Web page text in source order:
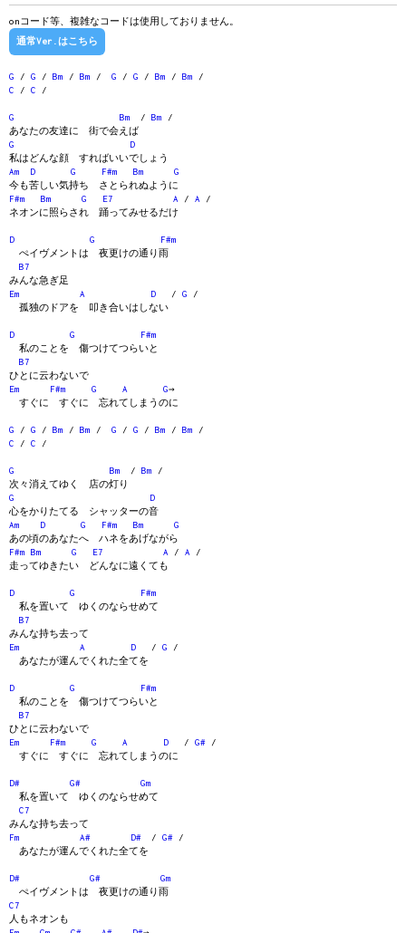
onコード等、複雑なコードは使用しておりません。
通常Ver.はこちら
G / G / Bm / Bm / G / G / Bm / Bm /
C / C /
G Bm / Bm /
あなたの友達に 街で会えば
G
D
私はどんな顔 すればいいでしょう
Am
D G F#m Bm
G
今も苦しい気持ち さとられぬように
F#m
Bm G E7 A / A /
ネオンに照らされ 踊ってみせるだけ
D G
F#m
ぺイヴメントは 夜更けの通り雨
B7
みんな急ぎ足
Em
A D / G /
孤独のドアを 叩き合いはしない
D G
F#m
私のことを 傷つけてつらいと
B7
ひとに云わないで
Em
F#m G A G→
すぐに すぐに 忘れてしまうのに
G / G / Bm / Bm / G / G / Bm / Bm /
C / C /
G Bm / Bm /
次々消えてゆく 店の灯り
G
D
心をかりたてる シャッターの音
Am
D G F#m Bm
G
あの頃のあなたへ ハネをあげながら
F#m
Bm G E7 A / A /
走ってゆきたい どんなに遠くても
D G
F#m
私を置いて ゆくのならせめて
B7
みんな持ち去って
Em
A D / G /
あなたが運んでくれた全てを
D G
F#m
私のことを 傷つけてつらいと
B7
ひとに云わないで
Em
F#m G A D / G# /
すぐに すぐに 忘れてしまうのに
D# G#
Gm
私を置いて ゆくのならせめて
C7
みんな持ち去って
Fm
A# D# / G# /
あなたが運んでくれた全てを
D# G#
Gm
ぺイヴメントは 夜更けの通り雨
C7
人もネオンも